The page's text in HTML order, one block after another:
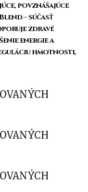
povznášajúce
– súčasť
zdravé
energie a
hmotnosti,